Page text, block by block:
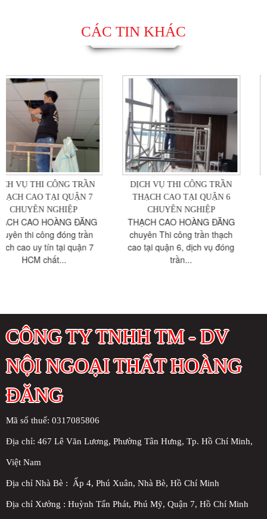
CÁC TIN KHÁC
DỊCH VỤ THI CÔNG TRẦN
THẠCH CAO TẠI QUẬN 6
CHUYÊN NGHIỆP
THẠCH CAO HOÀNG ĐĂNG
chuyên Thi công trần thạch
cao tại quận 6, dịch vụ đóng
trần...
DỊCH VỤ THI CÔNG TRẦN
THẠCH CAO TẠI QUẬN 5
CHUYÊN NGHIỆP
Thợ đóng trần vách thạch cao
quận 5 TPHCM , thi công
thạch cao: đẹp, phẳng, mịn....
CÔNG TY TNHH TM - DV
NỘI NGOẠI THẤT HOÀNG
ĐĂNG
Mã số thuế: 0317085806
Địa chỉ: 467 Lê Văn Lương, Phường Tân Hưng, Tp. Hồ Chí Minh,
Việt Nam
Địa chỉ Nhà Bè : Ấp 4, Phú Xuân, Nhà Bè, Hồ Chí Minh
Địa chỉ Xưởng : Huỳnh Tấn Phát, Phú Mỹ, Quận 7, Hồ Chí Minh